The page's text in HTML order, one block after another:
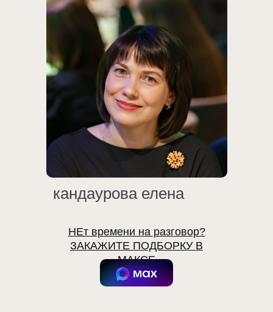
кандаурова елена
НЕт времени на разговор?
ЗАКАЖИТЕ ПОДБОРКУ В
МАКСЕ